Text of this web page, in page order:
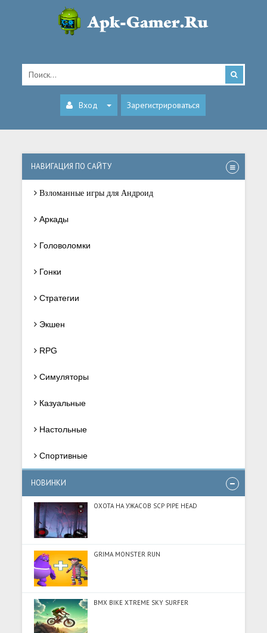
Вход Зарегистрироваться
НАВИГАЦИЯ ПО САЙТУ
Взломанные игры для Андроид
Аркады
Головоломки
Гонки
Стратегии
Экшен
RPG
Симуляторы
Казуальные
Настольные
Спортивные
НОВИНКИ
ОХОТА НА УЖАСОВ SCP PIPE HEAD
GRIMA MONSTER RUN
BMX BIKE XTREME SKY SURFER